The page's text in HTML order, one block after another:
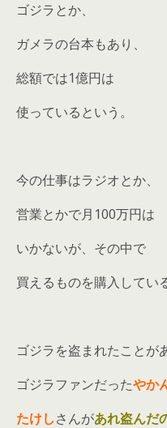
ゴジラとか、
ガメラの台本もあり、
総額では1億円は
使っているという。
今の仕事はラジオとか、
営業とかで月100万円は
いかないが、その中で
買えるものを購入している
ゴジラを盗まれたことが
ゴジラファンだったやか
たけしさんがあれ盗んだ